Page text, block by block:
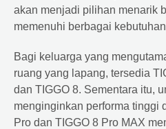
akan menjadi pilihan menarik
memenuhi berbagai
Bagi keluarga yang
ruang yang lapang, tersedia
dan TIGGO 8. Sementara itu,
menginginkan performa tinggi
Pro dan TIGGO 8 Pro MAX